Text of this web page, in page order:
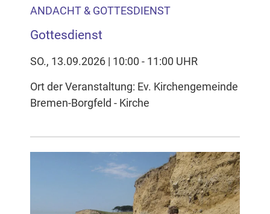
Einstellungen anpassen
ANDACHT & GOTTESDIENST
Gottesdienst
SO., 13.09.2026 | 10:00 - 11:00 UHR
Ort der Veranstaltung: Ev. Kirchengemeinde
Bremen-Borgfeld - Kirche